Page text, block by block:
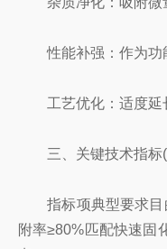
性能补强：作为功
工艺优化：适度延
三、关键技术指标(
指标项典型要求目的
附率≥80%匹配快速固